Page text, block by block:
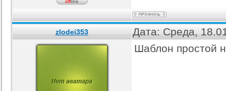
zlodei353 Дата: Среда,
Шаблон простой